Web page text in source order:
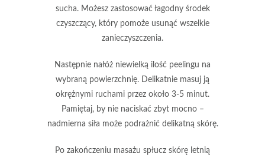
sucha. Możesz zastosować łagodny środek
czyszczący, który pomoże usunąć wszelkie
zanieczyszczenia.
Następnie nałóż niewielką ilość peelingu na
wybraną powierzchnię. Delikatnie masuj ją
okrężnymi ruchami przez około 3-5 minut.
Pamiętaj, by nie naciskać zbyt mocno –
nadmierna siła może podrażnić delikatną skórę.
Po zakończeniu masażu spłucz skórę letnią